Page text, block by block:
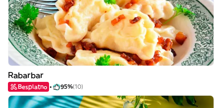
Rabarbar
Besplatno 95%(10)